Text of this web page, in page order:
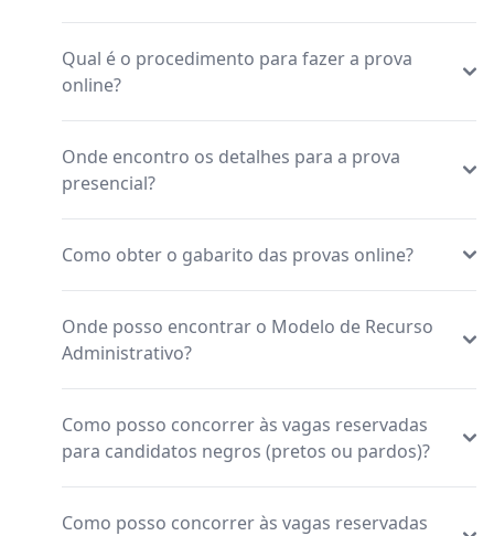
Qual é o procedimento para fazer a prova
online?
Onde encontro os detalhes para a prova
presencial?
Como obter o gabarito das provas online?
Onde posso encontrar o Modelo de Recurso
Administrativo?
Como posso concorrer às vagas reservadas
para candidatos negros (pretos ou pardos)?
Como posso concorrer às vagas reservadas